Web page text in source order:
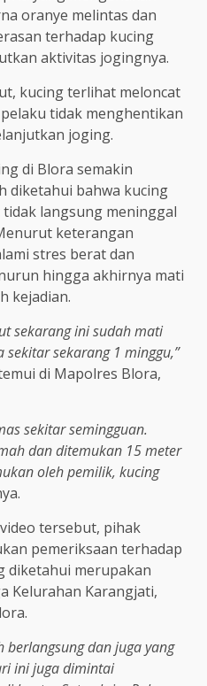
oranye melintas dan
terhadap kucing
aktivitas jogingnya.
kucing terlihat meloncat
tidak menghentikan
joging.
di Blora semakin
diketahui bahwa kucing
langsung meninggal
keterangan
stres berat dan
hingga akhirnya mati
kejadian.
sekarang ini sudah mati
sekarang 1 minggu,”
di Mapolres Blora,
sekitar semingguan.
dan ditemukan 15 meter
oleh pemilik, kucing
tersebut, pihak
pemeriksaan terhadap
diketahui merupakan
Kelurahan Karangjati,
berlangsung dan juga yang
ini juga dimintai